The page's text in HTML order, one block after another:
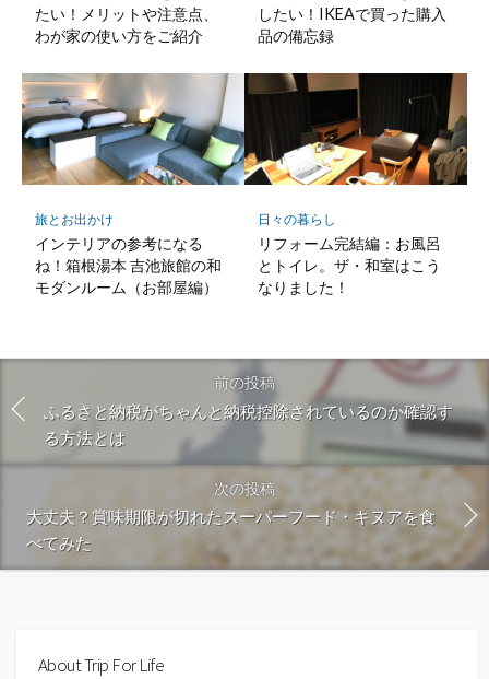
たい！メリットや注意点、
わが家の使い方をご紹介
したい！IKEAで買った購入
品の備忘録
旅とお出かけ
インテリアの参考になる
ね！箱根湯本 吉池旅館の和
モダンルーム（お部屋編）
日々の暮らし
リフォーム完結編：お風呂
とトイレ。ザ・和室はこう
なりました！
前の投稿
ふるさと納税がちゃんと納税控除されているのか確認す
る方法とは
次の投稿
大丈夫？賞味期限が切れたスーパーフード・キヌアを食
べてみた
About Trip For Life